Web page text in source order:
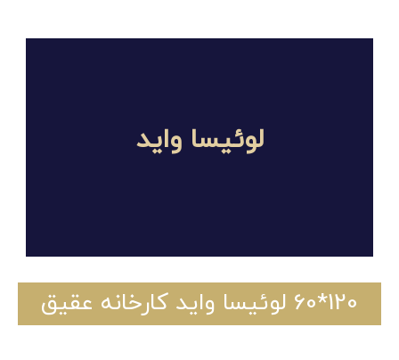
لوئیسا واید
120*60 لوئیسا واید کارخانه عقیق